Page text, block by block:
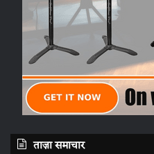
ताज़ा समाचार